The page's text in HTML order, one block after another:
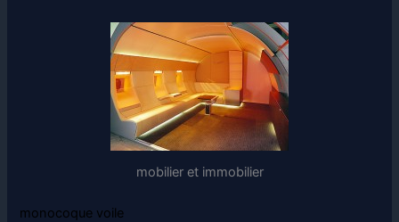
mobilier et immobilier
monocoque voile